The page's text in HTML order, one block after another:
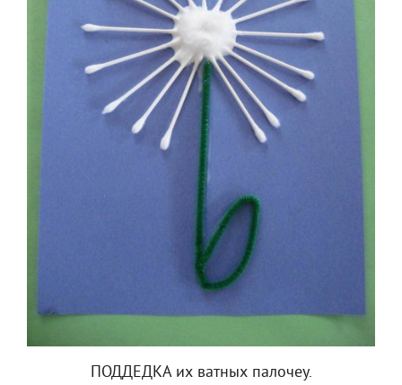
ПОДДЕДКА их ватных палочеу.